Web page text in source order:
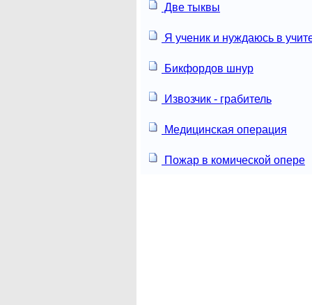
Две тыквы
Я ученик и нуждаюсь в
Бикфордов шнур
Извозчик - грабитель
Медицинская операция
Пожар в комической опере